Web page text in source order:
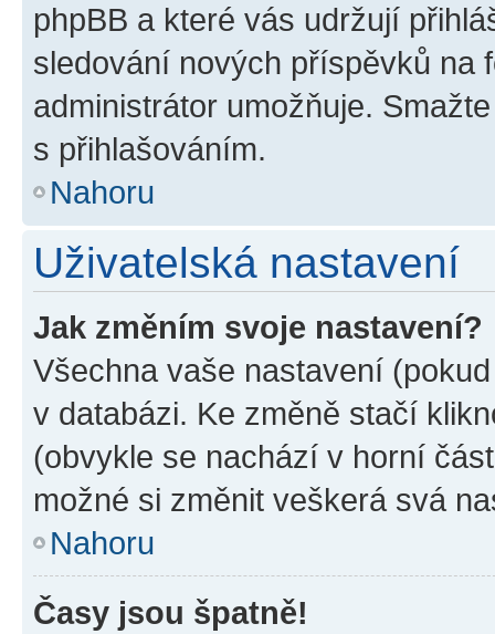
phpBB a které vás udržují
sledování nových příspěvků na
administrátor umožňuje.
s přihlašováním.
Nahoru
Uživatelská nastavení
Jak změním svoje nastavení?
Všechna vaše nastavení
v databázi. Ke změně stačí
(obvykle se nachází v horní
možné si změnit veškerá svá
Nahoru
Časy jsou špatně!